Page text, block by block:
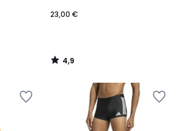
23,00 €
4,9
/